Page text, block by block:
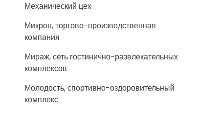
Механический цех
Микрон, торгово-производственная
компания
Мираж, сеть гостинично-развлекательных
комплексов
Молодость, спортивно-оздоровительный
комплекс